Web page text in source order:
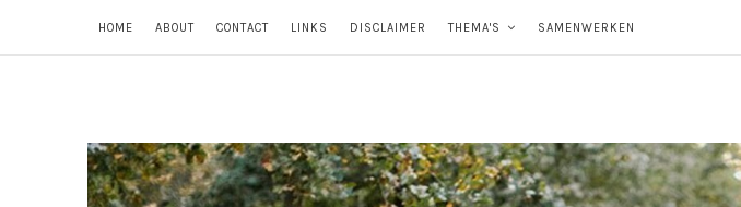
HOME ABOUT CONTACT LINKS DISCLAIMER THEMA'S SAMENWERKEN